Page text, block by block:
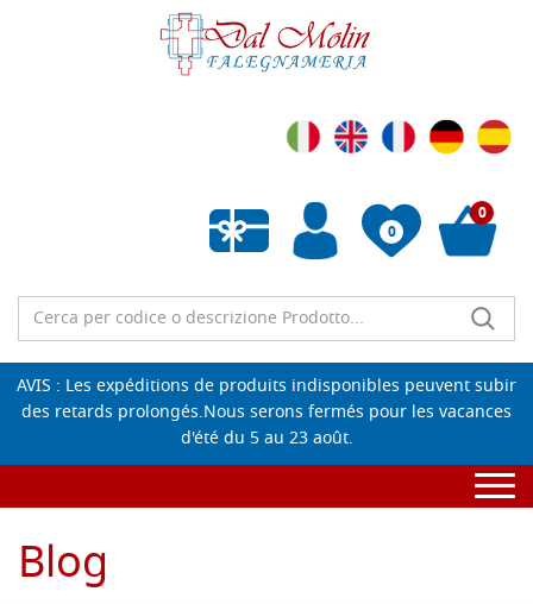
0
Liste de souhaits vide
0
AVIS : Les expéditions de produits indisponibles peuvent subir
des retards prolongés.Nous serons fermés pour les vacances
d'été du 5 au 23 août.
Blog